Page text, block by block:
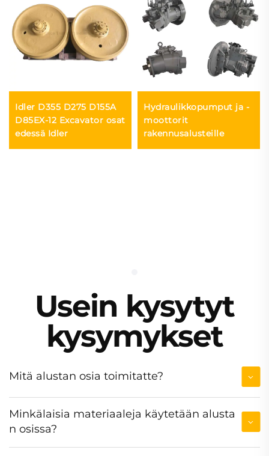
Idler D355 D275 D155A
D85EX-12 Excavator osat
edessä Idler
Hydraulikkopumput ja -
moottorit
rakennusalusteille
Usein kysytyt
kysymykset
Mitä alustan osia toimitatte?
Minkälaisia materiaaleja käytetään alusta
n osissa?